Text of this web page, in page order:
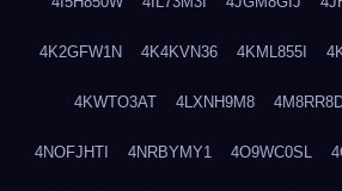
4K2GFW1N 4K4KVN36 4KML855I
4KWTO3AT 4LXNH9M8
4NOFJHTI 4NRBYMY1 4O9WC0SL